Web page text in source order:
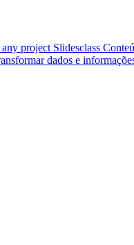
any project Slidesclass
dados e